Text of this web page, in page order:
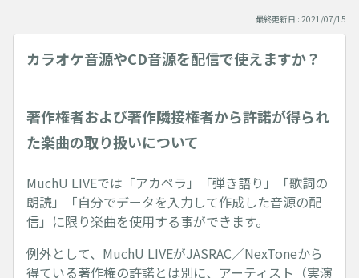
最終更新日 : 2021/07/15
カラオケ音源やCD音源を配信で使えますか？
著作権者および著作隣接権者から許諾が得られ
た楽曲の取り扱いについて
MuchU LIVEでは「アカペラ」「弾き語り」「歌詞の
朗読」「自分でデータを入力して作成した音源の配
信」に限り楽曲を使用する事ができます。
例外として、MuchU LIVEがJASRAC／NexToneから
得ている著作権の許諾とは別に、アーティスト（実演